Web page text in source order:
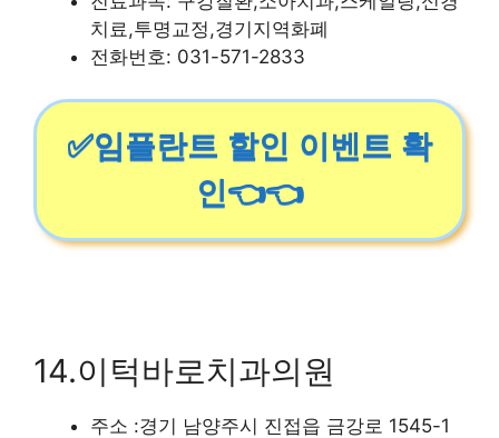
치료,투명교정,경기지역화폐
전화번호: 031-571-2833
✅임플란트 할인 이벤트 확
인👈👈
14.이턱바로치과의원
주소 :경기 남양주시 진접읍 금강로 1545-1